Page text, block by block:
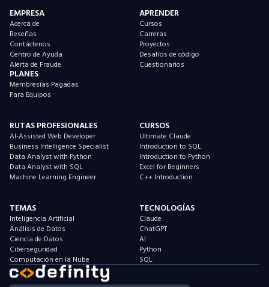
EMPRESA
Acerca de
Reseñas
Contáctenos
Centro de Ayuda
Alerta de Fraude
PLANES
Membresías Pagadas
Para Equipos
APRENDER
Cursos
Carreras
Proyectos
Desafíos de código
Cuestionarios
RUTAS PROFESIONALES
AI-Assisted Web Developer
Business Intelligence Specialist
Data Analyst with Python
Data Analyst with SQL
Machine Learning Engineer
CURSOS
Ultimate Claude
Introduction to SQL
Introduction to Python
Excel for Beginners
C++ Introduction
TEMAS
Inteligencia Artificial
Análisis de Datos
Ciencia de Datos
Ciberseguridad
Computación en la Nube
TECNOLOGÍAS
Claude
ChatGPT
AI
Python
SQL